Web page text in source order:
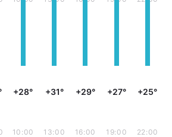
+28° +31° +29° +27° +25°
10:00 13:00 16:00 19:00 22:00